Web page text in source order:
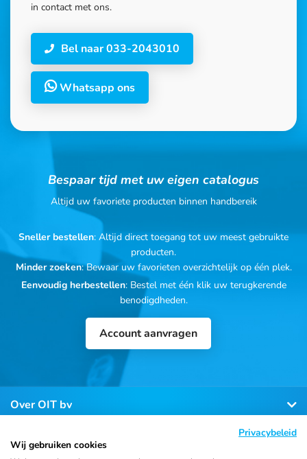
in contact met ons.
Bel naar 033-2043010
Whatsapp ons
Bespaar tijd met uw eigen catalogus
Altijd uw favoriete producten binnen handbereik
Sneller bestellen: Altijd direct toegang tot uw meest gebruikte
producten.
Minder zoeken: Bewaar uw favorieten overzichtelijk op één plek.
Eenvoudig herbestellen: Bestel met één klik uw terugkerende
benodigdheden.
Account aanvragen
Over OIT bv
Klantenservice
Privacybeleid
Wij gebruiken cookies